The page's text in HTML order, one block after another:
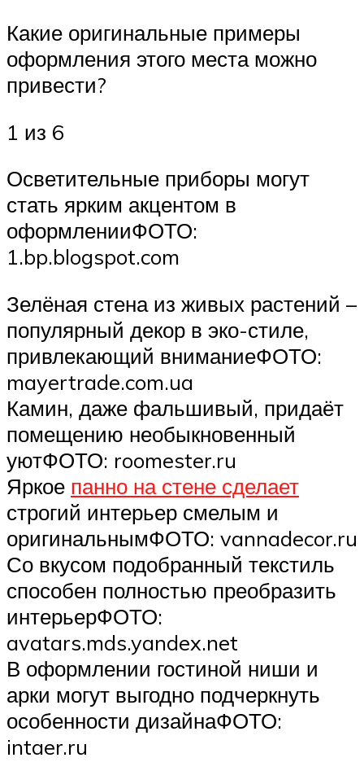
Какие оригинальные примеры
оформления этого места можно
привести?
1 из 6
Осветительные приборы могут
стать ярким акцентом в
оформленииФОТО:
1.bp.blogspot.com
Зелёная стена из живых растений –
популярный декор в эко-стиле,
привлекающий вниманиеФОТО:
mayertrade.com.ua
Камин, даже фальшивый, придаёт
помещению необыкновенный
уютФОТО: roomester.ru
Яркое панно на стене сделает
строгий интерьер смелым и
оригинальнымФОТО: vannadecor.ru
Со вкусом подобранный текстиль
способен полностью преобразить
интерьерФОТО:
avatars.mds.yandex.net
В оформлении гостиной ниши и
арки могут выгодно подчеркнуть
особенности дизайнаФОТО:
intaer.ru